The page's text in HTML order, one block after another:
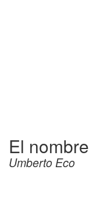
El
Umberto Eco